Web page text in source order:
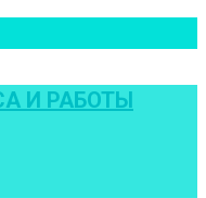
И РАБОТЫ